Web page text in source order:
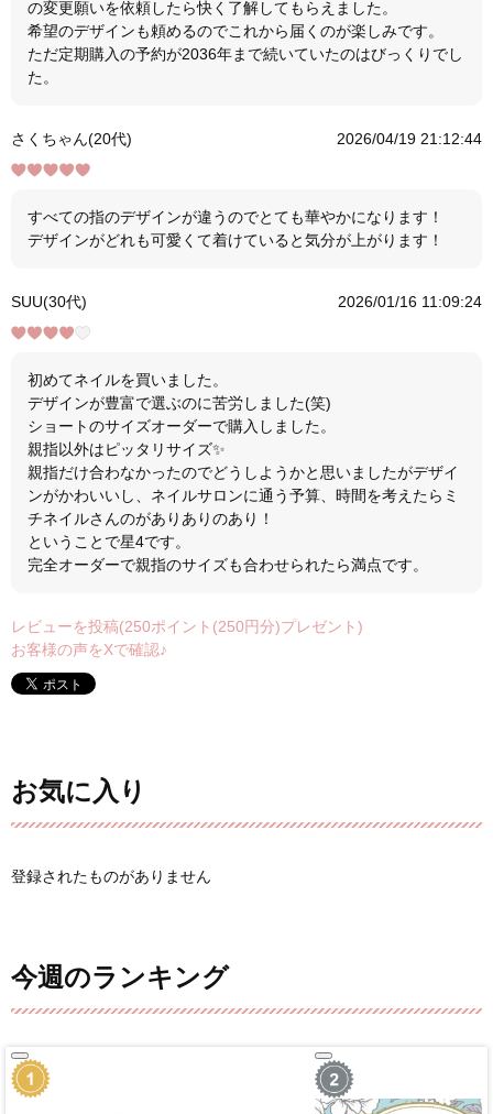
の変更願いを依頼したら快く了解してもらえました。
希望のデザインも頼めるのでこれから届くのが楽しみです。
ただ定期購入の予約が2036年まで続いていたのはびっくりでし
た。
さくちゃん(20代) 2026/04/19 21:12:44
すべての指のデザインが違うのでとても華やかになります！
デザインがどれも可愛くて着けていると気分が上がります！
SUU(30代) 2026/01/16 11:09:24
初めてネイルを買いました。
デザインが豊富で選ぶのに苦労しました(笑)
ショートのサイズオーダーで購入しました。
親指以外はピッタリサイズ✨
親指だけ合わなかったのでどうしようかと思いましたがデザイ
ンがかわいいし、ネイルサロンに通う予算、時間を考えたらミ
チネイルさんのがありありのあり！
ということで星4です。
完全オーダーで親指のサイズも合わせられたら満点です。
レビューを投稿(250ポイント(250円分)プレゼント)
お客様の声をXで確認♪
お気に入り
登録されたものがありません
今週のランキング